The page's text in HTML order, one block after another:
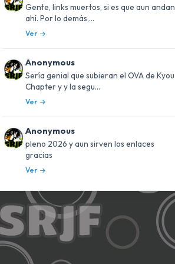
Gente, links muertos, si es que aun andan
ahí. Por lo demás,...
Ver
Anonymous
Sería genial que subieran el OVA de Kyou
Chapter y y la segu...
Ver
Anonymous
pleno 2026 y aun sirven los enlaces
gracias
Ver